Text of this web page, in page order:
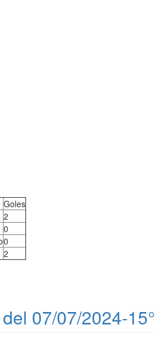
Goles
2
0
0
2
07/07/2024-15°